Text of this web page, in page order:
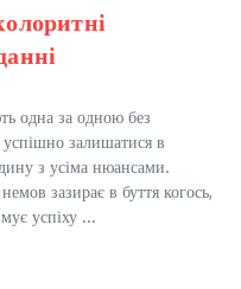
одна за одною без
залишатися в
з усіма нюансами.
зазирає в буття когось,
успіху ...